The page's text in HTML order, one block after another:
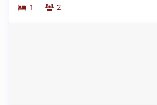
1
2